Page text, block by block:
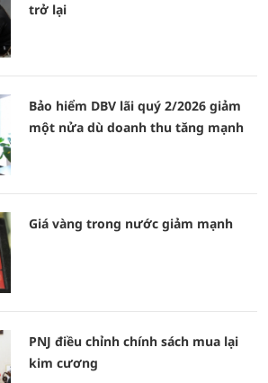
trở lại
Bảo hiểm DBV lãi quý 2/2026 giảm
một nửa dù doanh thu tăng mạnh
Giá vàng trong nước giảm mạnh
PNJ điều chỉnh chính sách mua lại
kim cương